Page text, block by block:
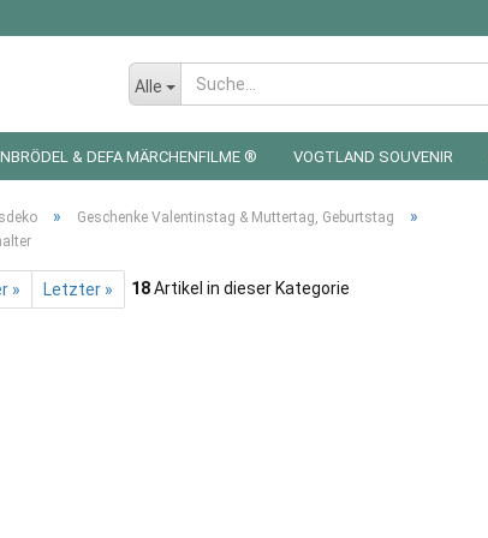
Alle
& DEFA MÄRCHENFILME ® VOGTLAND SOUVENIR
» Geschenke Valentinstag & Muttertag, Geburtstag »
» Letzter » 18Artikel in dieser Kategorie